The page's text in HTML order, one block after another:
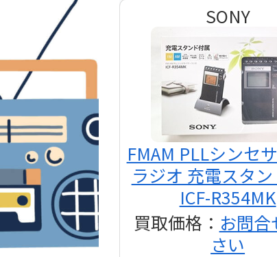
SONY
FMAM PLLシンセ
ラジオ 充電スタ
ICF-R354MK
買取価格： お問
さい